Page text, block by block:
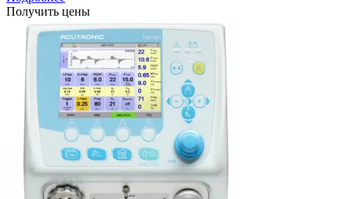
Получить цены